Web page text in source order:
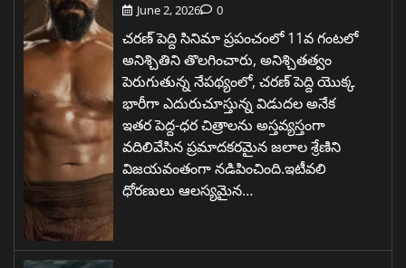
June 2, 2026 0
చరణ్ పెద్ది సినిమా ప్రపంచంలో 11వ గంటలో
అనిశ్చితిని తొలగించారు, అనిశ్చితత్వం
పెరుగుతున్న నేపథ్యంలో, చరణ్ పెద్ది యొక్క
భారీగా ఎదురుచూస్తున్న విడుదల అనేక
ఇతర పెద్ద-ధర చిత్రాలను అస్తవ్యస్తంగా
వదిలివేసిన ప్రమాదకరమైన జలాల శ్రేణిని
విజయవంతంగా నడిపించింది.ఇటీవలి
ధోరణులు ఆలస్యమైన…